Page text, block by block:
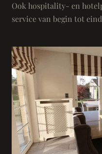
Ook hospitality- en
service van begin tot